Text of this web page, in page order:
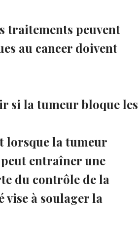
traitements peuvent
au cancer doivent
si la tumeur bloque les
lorsque la tumeur
entraîner une
du contrôle de la
à soulager la